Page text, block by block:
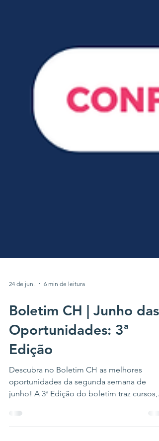
Boletim CH | Junho das
Oportunidades: 3ª
Edição
Descubra no Boletim CH as melhores
oportunidades da segunda semana de
junho! A 3ª Edição do boletim traz cursos,